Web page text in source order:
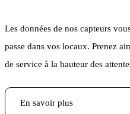
Les données de nos capteurs
passe dans vos locaux. Prenez
de service à la hauteur des
En savoir plus